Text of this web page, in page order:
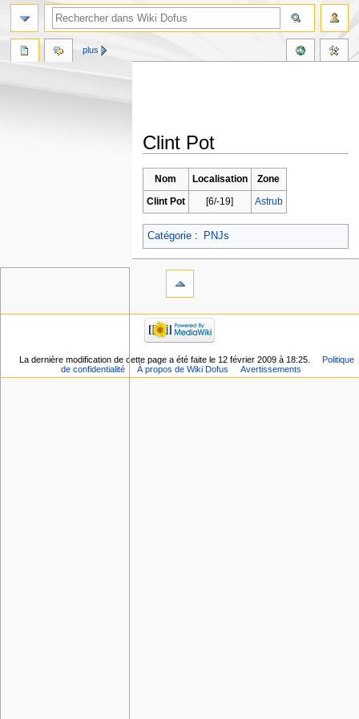
Clint Pot
Aller
à
la
Aller
à
la
Nom Localisation
Zone
Clint Pot
[6/-19] Astrub
Catégorie: PNJs
plus
La dernière modification de cette page a été faite le 12 février 2009 à 18:25.
Politique
de confidentialité
À propos de Wiki Dofus Avertissements